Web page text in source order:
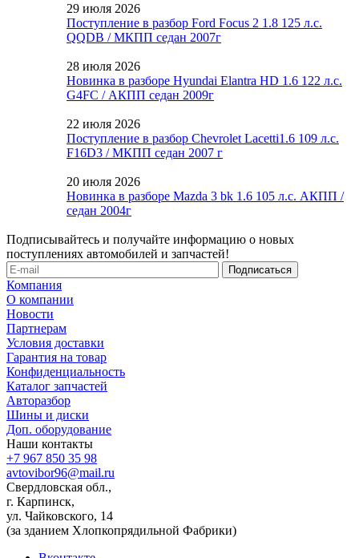
29 июля 2026
Поступление в разбор Ford Focus 2 1.8 125 л.с.
QQDB / МКПП седан 2007г
28 июля 2026
Новинка в разборе Hyundai Elantra HD 1.6 122 л.с.
G4FC / АКПП седан 2009г
22 июля 2026
Поступление в разбор Chevrolet Lacetti1.6 109 л.с.
F16D3 / МКПП седан 2007 г
20 июля 2026
Новинка в разборе Mazda 3 bk 1.6 105 л.с. АКПП /
седан 2004г
Подписывайтесь и получайте информацию о новых
поступлениях автомобилей и запчастей!
Компания
О компании
Новости
Партнерам
Условия доставки
Гарантия на товар
Конфиденциальность
Каталог запчастей
Авторазбор
Шины и диски
Доп. оборудование
Наши контакты
+7 967 850 35 98
avtovibor96@mail.ru
Свердловская обл.,
г. Карпинск,
ул. Чайковского, 14
(за зданием Хлопкопрядильной Фабрики)